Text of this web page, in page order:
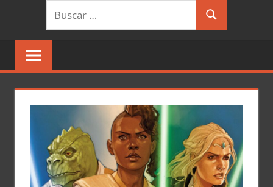
Buscar:
Buscar